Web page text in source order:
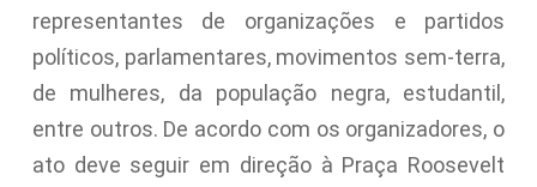
representantes de organizações e partidos
políticos, parlamentares, movimentos sem-terra,
de mulheres, da população negra, estudantil,
entre outros. De acordo com os organizadores, o
ato deve seguir em direção à Praça Roosevelt